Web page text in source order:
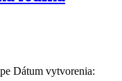
Dátum vytvorenia: